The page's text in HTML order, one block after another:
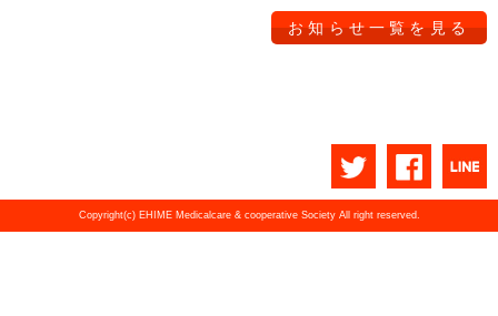
お知らせ一覧を見る
Copyright(c) EHIME Medicalcare & cooperative Society All right reserved.